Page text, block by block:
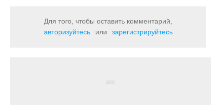
Для того, чтобы оставить комментарий,
авторизуйтесь
или зарегистрируйтесь